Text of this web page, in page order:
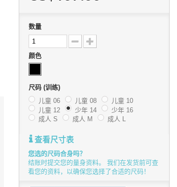
数量
颜色
尺码 (训练)
儿童 06
儿童 08
儿童 10
儿童 12
少年 14
少年 16
成人 S
成人 M 成人 L
查看尺寸表
您选的尺码合身吗？
结账时提交您的量身资料。 我们在发货前可查
看您的资料，以确保您选择了合适的尺码！